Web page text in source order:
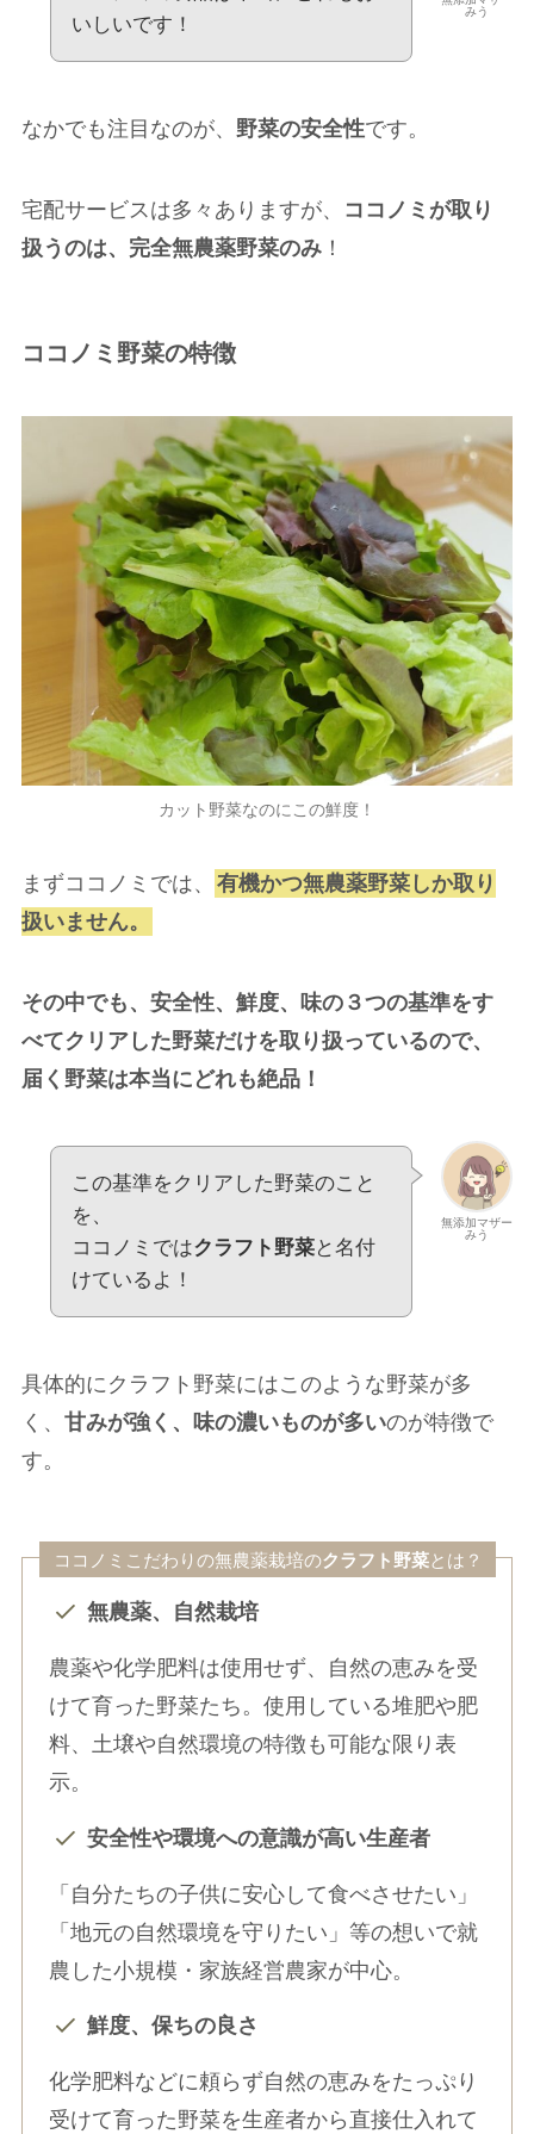
みう
いしいです！
なかでも注目なのが、 野菜の安全性です。
宅配サービスは多々ありますが、
ココノミが取り
扱うのは、完全無農薬野菜のみ！
ココノミ野菜の特徴
カット野菜なのにこの鮮度！
まずココノミでは、
有機かつ無農薬野菜しか取り
扱いません。
その中でも、安全性、鮮度、味の３つの基準をす
べてクリアした野菜だけを取り扱っているので、
届く野菜は本当にどれも絶品！
無添加マザー
みう
この基準をクリアした野菜のこと
を、
ココノミではクラフト野菜と名付
けているよ！
具体的にクラフト野菜にはこのような野菜が多
く、 甘みが強く、味の濃いものが多いのが特徴で
す。
ココノミこだわりの無農薬栽培のクラフト野菜とは？
無農薬、自然栽培
農薬や化学肥料は使用せず、自然の恵みを受
けて育った野菜たち。使用している堆肥や肥
料、土壌や自然環境の特徴も可能な限り表
示。
安全性や環境への意識が高い生産者
「自分たちの子供に安心して食べさせたい」
「地元の自然環境を守りたい」等の想いで就
農した小規模・家族経営農家が中心。
鮮度、保ちの良さ
化学肥料などに頼らず自然の恵みをたっぷり
受けて育った野菜を生産者から直接仕入れて